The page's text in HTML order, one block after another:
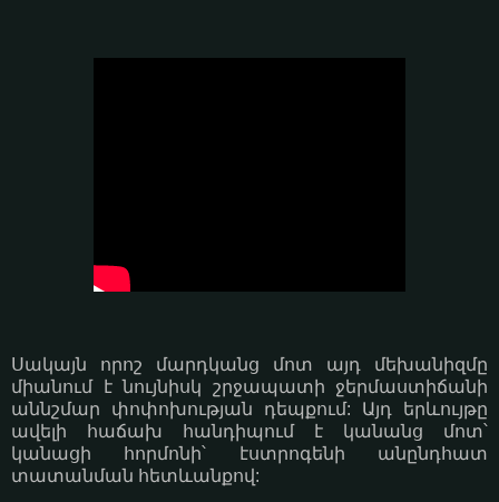
Սակայն որոշ մարդկանց մոտ այդ մեխանիզմը
միանում է նույնիսկ շրջապատի ջերմաստիճանի
աննշմար փոփոխության դեպքում: Այդ երևույթը
ավելի հաճախ հանդիպում է կանանց մոտ՝
կանացի հորմոնի՝ էստրոգենի անընդհատ
տատանման հետևանքով: